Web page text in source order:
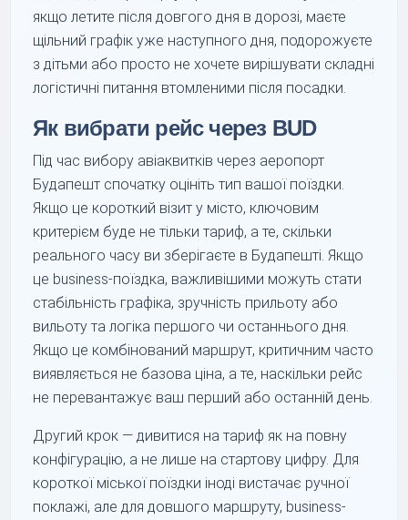
якщо летите після довгого дня в дорозі, маєте
щільний графік уже наступного дня, подорожуєте
з дітьми або просто не хочете вирішувати складні
логістичні питання втомленими після посадки.
Як вибрати рейс через BUD
Під час вибору авіаквитків через аеропорт
Будапешт спочатку оцініть тип вашої поїздки.
Якщо це короткий візит у місто, ключовим
критерієм буде не тільки тариф, а те, скільки
реального часу ви зберігаєте в Будапешті. Якщо
це business-поїздка, важливішими можуть стати
стабільність графіка, зручність прильоту або
вильоту та логіка першого чи останнього дня.
Якщо це комбінований маршрут, критичним часто
виявляється не базова ціна, а те, наскільки рейс
не перевантажує ваш перший або останній день.
Другий крок — дивитися на тариф як на повну
конфігурацію, а не лише на стартову цифру. Для
короткої міської поїздки іноді вистачає ручної
поклажі, але для довшого маршруту, business-